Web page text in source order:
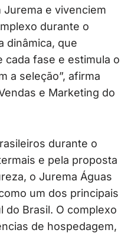
Jurema e vivenciem
durante o
dinâmica, que
cada fase e estimula o
a seleção”, afirma
e Marketing do
durante o
e pela proposta
o Jurema Águas
um dos principais
do Brasil. O complexo
de hospedagem,